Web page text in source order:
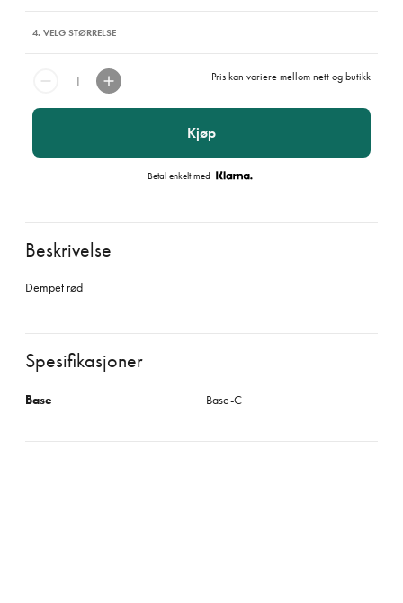
4. VELG STØRRELSE
Pris kan variere mellom nett og butikk
Kjøp
Betal enkelt med
Beskrivelse
Dempet rød
Spesifikasjoner
Base Base-C